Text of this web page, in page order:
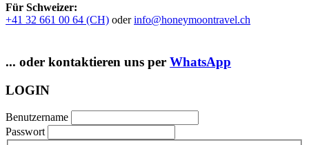
Für Schweizer:
+41 32 661 00 64 (CH) oderinfo@honeymoontravel.ch
... oder kontaktieren uns perWhatsApp
LOGIN
Benutzername
Passwort